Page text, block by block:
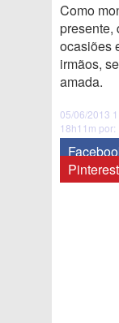
Como
presente,
ocasiões
irmãos,
amada.
05/06/2013
18h11m por:
Pinterest